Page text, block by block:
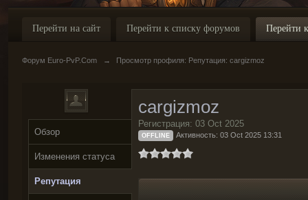
Перейти на сайт Перейти к списку форумов Перейти
Форум Euro-PvP.Com → Просмотр профиля: Репутация: cargizmoz
Обзор
Изменения статуса
Репутация
cargizmoz
Регистрация: 03 Oct 2025
OFFLINE Активность: 03 Oct 2025 13:31